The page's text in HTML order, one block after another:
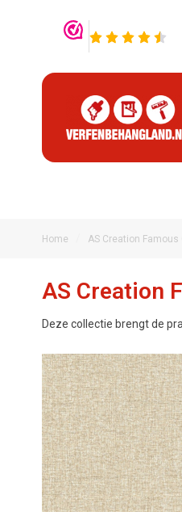
Home AS Creation
AS Creation
Deze collectie brengt de